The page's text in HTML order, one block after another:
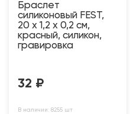
Браслет
силиконовый FEST,
20 x 1,2 x 0,2 см,
красный, силикон,
гравировка
32 ₽
В наличии: 8255 шт